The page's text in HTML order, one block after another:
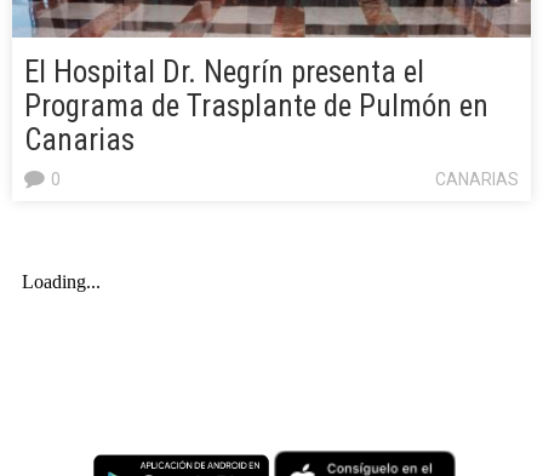
El Hospital Dr. Negrín presenta el
Programa de Trasplante de Pulmón en
Canarias
CANARIAS
0